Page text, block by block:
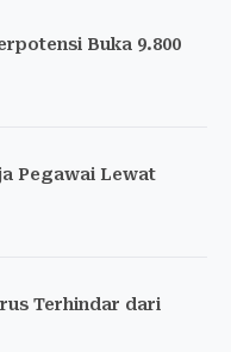
Buka 9.800
Pegawai Lewat
Terhindar dari